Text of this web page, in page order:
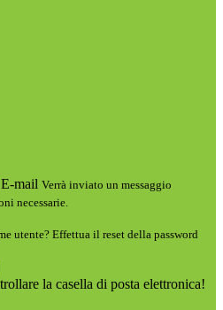
E-mail Verrà inviato un messaggio
necessarie.
utente? Effettua il reset della password
la casella di posta elettronica!